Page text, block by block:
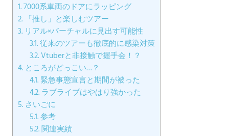
1.7000系車両のドアにラッピング
2. 「推し」と楽しむツアー
3. リアル×バーチャルに見出す可能性
3.1.従来のツアーも徹底的に感染対策
3.2.Vtuberと非接触で握手会！？
4. ところがどっこい…？
4.1.緊急事態宣言と期間が被った
4.2.ラブライブはやはり強かった
5. さいごに
5.1.参考
5.2.関連実績